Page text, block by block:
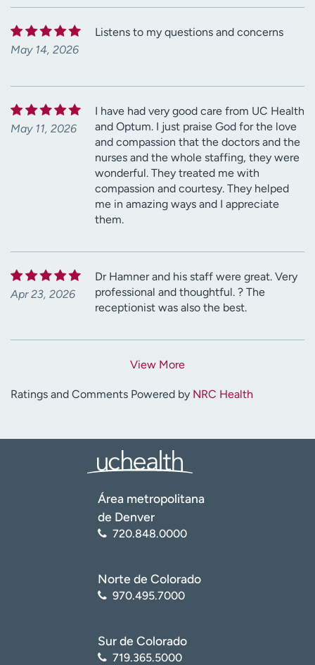
May 14, 2026
Listens to my questions and concerns
May 11, 2026
I have had very good care from UC Health
and Optum. I just praise God for the love
and compassion that the doctors and the
nurses and the whole staffing, they were
wonderful. They treated me with
compassion and courtesy. They helped
me in amazing ways and I appreciate
them.
Apr 23, 2026
Dr Hamner and his staff were great. Very
professional and thoughtful. ? The
receptionist was also the best.
View More
Ratings and Comments Powered by NRC Health
Área metropolitana
de Denver
720.848.0000
Norte de Colorado
970.495.7000
Sur de Colorado
719.365.5000